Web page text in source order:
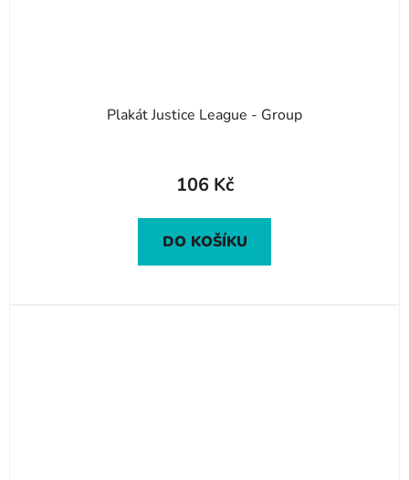
Plakát Justice League - Group
106 Kč
DO KOŠÍKU